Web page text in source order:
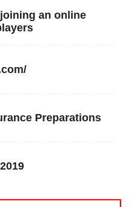
an online
Preparations